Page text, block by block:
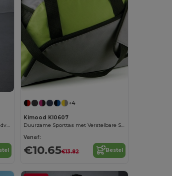
Ventilerende Schoenentas met Handvat en Basisbescherming
+4
Kimood KI0607
Duurzame Sporttas met Verstelbare Schouderriem
Vanaf:
€10.65€13.82 Bestel